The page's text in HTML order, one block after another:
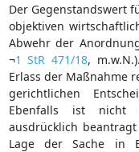
Der Gegenstandswert
objektiven
Abwehr der
¬1 StR 471/18,
Erlass der Maßnahme
gerichtlichen
Ebenfalls ist nicht
ausdrücklich
Lage der Sache in